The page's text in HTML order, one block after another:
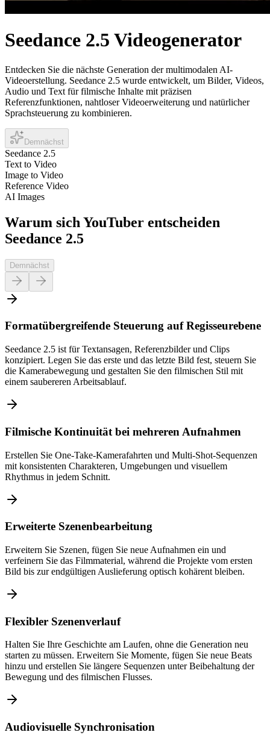
Seedance 2.5 Videogenerator
Entdecken Sie die nächste Generation der multimodalen AI-
Videoerstellung. Seedance 2.5 wurde entwickelt, um Bilder, Videos,
Audio und Text für filmische Inhalte mit präzisen
Referenzfunktionen, nahtloser Videoerweiterung und natürlicher
Sprachsteuerung zu kombinieren.
Demnächst
Seedance 2.5
Text to Video
Image to Video
Reference Video
AI Images
Warum sich YouTuber entscheiden
Seedance 2.5
Demnächst
Formatübergreifende Steuerung auf Regisseurebene
Seedance 2.5 ist für Textansagen, Referenzbilder und Clips
konzipiert. Legen Sie das erste und das letzte Bild fest, steuern Sie
die Kamerabewegung und gestalten Sie den filmischen Stil mit
einem saubereren Arbeitsablauf.
Filmische Kontinuität bei mehreren Aufnahmen
Erstellen Sie One-Take-Kamerafahrten und Multi-Shot-Sequenzen
mit konsistenten Charakteren, Umgebungen und visuellem
Rhythmus in jedem Schnitt.
Erweiterte Szenenbearbeitung
Erweitern Sie Szenen, fügen Sie neue Aufnahmen ein und
verfeinern Sie das Filmmaterial, während die Projekte vom ersten
Bild bis zur endgültigen Auslieferung optisch kohärent bleiben.
Flexibler Szenenverlauf
Halten Sie Ihre Geschichte am Laufen, ohne die Generation neu
starten zu müssen. Erweitern Sie Momente, fügen Sie neue Beats
hinzu und erstellen Sie längere Sequenzen unter Beibehaltung der
Bewegung und des filmischen Flusses.
Audiovisuelle Synchronisation